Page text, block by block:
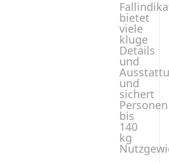
bietet
viele
kluge
Details
und
und
sichert
Personen
bis
140
kg